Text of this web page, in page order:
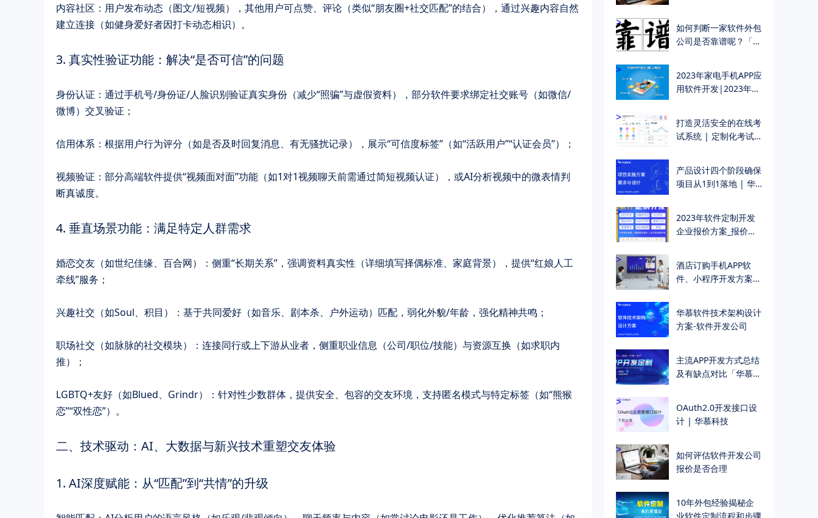
​​内容社区​​：用户发布动态（图文/短视频），其他用户可点赞、评论（类似“朋友圈+社交匹配”的结合），通过兴趣内容自然
建立连接（如健身爱好者因打卡动态相识）。
3. ​​真实性验证功能：解决“是否可信”的问题​​
身份认证​​：通过手机号/身份证/人脸识别验证真实身份（减少“照骗”与虚假资料），部分软件要求绑定社交账号（如微信/
微博）交叉验证；
​​信用体系​​：根据用户行为评分（如是否及时回复消息、有无骚扰记录），展示“可信度标签”（如“活跃用户”“认证会员”）；
​​视频验证​​：部分高端软件提供“视频面对面”功能（如1对1视频聊天前需通过简短视频认证），或AI分析视频中的微表情判
断真诚度。
4. ​​垂直场景功能：满足特定人群需求​​
​​婚恋交友​​（如世纪佳缘、百合网）：侧重“长期关系”，强调资料真实性（详细填写择偶标准、家庭背景），提供“红娘人工
牵线”服务；
兴趣社交​​（如Soul、积目）：基于共同爱好（如音乐、剧本杀、户外运动）匹配，弱化外貌/年龄，强化精神共鸣；
职场社交​​（如脉脉的社交模块）：连接同行或上下游从业者，侧重职业信息（公司/职位/技能）与资源互换（如求职内
推）；
​​LGBTQ+友好​​（如Blued、Grindr）：针对性少数群体，提供安全、包容的交友环境，支持匿名模式与特定标签（如“熊猴
恋”“双性恋”）。
二、技术驱动：AI、大数据与新兴技术重塑交友体验
1. ​​AI深度赋能：从“匹配”到“共情”的升级​​
>
如何判断一家软件外包
公司是否靠谱呢？「华
>
2023年家电手机APP应
用软件开发|2023年家
>
打造灵活安全的在线考
试系统 | 定制化考试
>
产品设计四个阶段确保
项目从1到1落地 | 华
>
2023年软件定制开发
企业报价方案_报价单
>
酒店订购手机APP软
件、小程序开发方案
>
华慕软件技术架构设计
方案-软件开发公司
>
主流APP开发方式总结
及有缺点对比「华慕软
>
OAuth2.0开发接口设
计 | 华慕科技
>
如何评估软件开发公司
报价是否合理
>
10年外包经验揭秘企